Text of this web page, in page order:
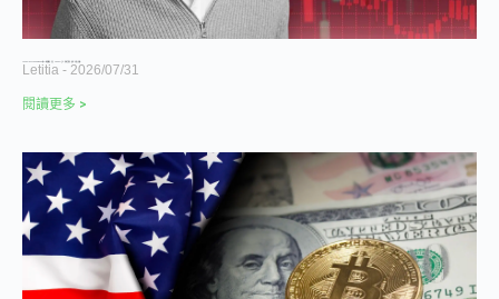
Letitia 2026/07/31
閱讀更多 >